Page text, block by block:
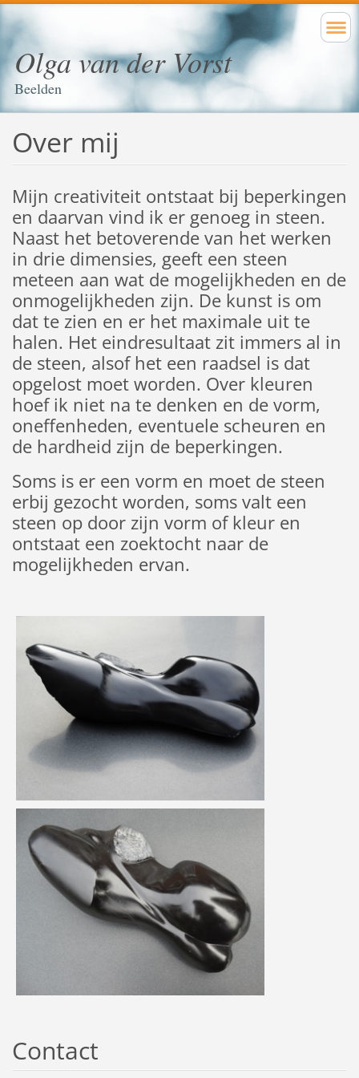
Olga van der Vorst
Beelden
Over mij
Mijn creativiteit ontstaat bij beperkingen
en daarvan vind ik er genoeg in steen.
Naast het betoverende van het werken
in drie dimensies, geeft een steen
meteen aan wat de mogelijkheden en de
onmogelijkheden zijn. De kunst is om
dat te zien en er het maximale uit te
halen. Het eindresultaat zit immers al in
de steen, alsof het een raadsel is dat
opgelost moet worden. Over kleuren
hoef ik niet na te denken en de vorm,
oneffenheden, eventuele scheuren en
de hardheid zijn de beperkingen.
Soms is er een vorm en moet de steen
erbij gezocht worden, soms valt een
steen op door zijn vorm of kleur en
ontstaat een zoektocht naar de
mogelijkheden ervan.
Contact